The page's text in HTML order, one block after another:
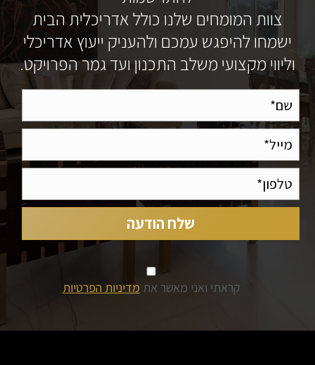
צוות המומחים שלנו כולל אדריכלית הבית
ישמחו להיפגש עמכם ולהעניק ייעוץ אדריכלי
וליווי מקצועי משלב התכנון ועד גמר הפרויקט.
קראתי ואני מאשר את מדיניות הפרטיות